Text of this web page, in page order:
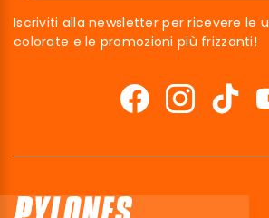
Iscriviti alla newsletter per ricevere le
colorate e le promozioni più frizzanti!
Ciao siamo noi…